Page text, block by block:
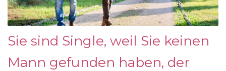
Sie sind Single, weil Sie keinen
Mann gefunden haben, der